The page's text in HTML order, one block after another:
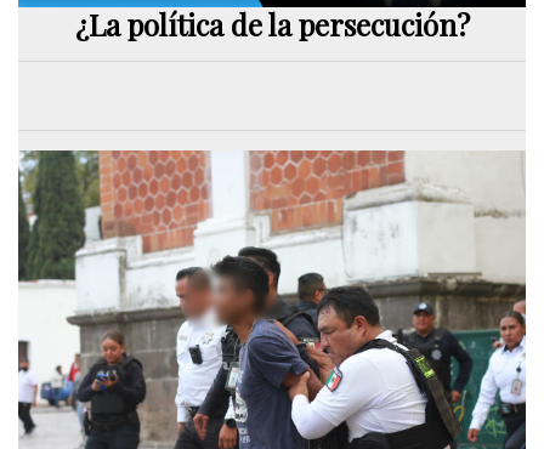
¿La política de la persecución?